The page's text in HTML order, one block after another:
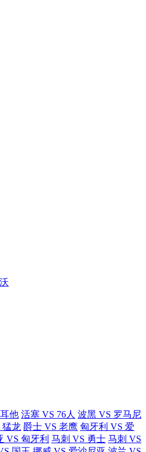
他 活塞 VS 76人 波黑 VS 罗马尼
猛龙 爵士 VS 老鹰 匈牙利 VS 爱
VS 匈牙利 马刺 VS 勇士 马刺 VS